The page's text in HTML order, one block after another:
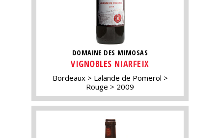
DOMAINE DES MIMOSAS
VIGNOBLES NIARFEIX
Bordeaux
Lalande de Pomerol
Rouge
2009